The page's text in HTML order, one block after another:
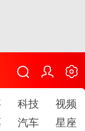
科技
视频
汽车
星座